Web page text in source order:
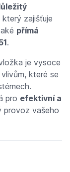
který zajišťuje
přímá
.
je vysoce
které se
pro efektivní a
vašeho